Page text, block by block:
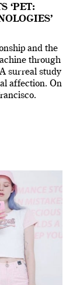
‘PET:
and the
through
surreal study
affection. On